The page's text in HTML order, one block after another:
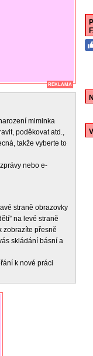
REKLAMA
miminka
poděkovat atd.,
takže vyberte to
nebo e-
straně obrazovky
na levé straně
zobrazíte přesně
skládání básní a
k nové práci